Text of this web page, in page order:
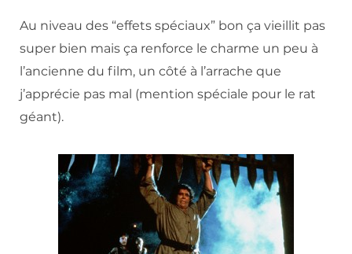
Au niveau des “effets spéciaux” bon ça vieillit pas
super bien mais ça renforce le charme un peu à
l’ancienne du film, un côté à l’arrache que
j’apprécie pas mal (mention spéciale pour le rat
géant).